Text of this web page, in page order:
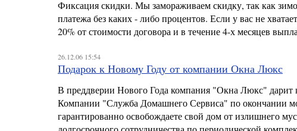
Фиксация скидки. Мы замораживаем скидку, так как
платежа без каких - либо процентов. Если у вас не
20% от стоимости договора и в течение 4-х месяцев
26.12.06 15:54
Подарок к Новому Году от компании Окна Люкс
В преддверии Нового Года компания "Окна Люкс" дарит
Компании "Служба Домашнего Сервиса" по окончании
гарантированно освобождаете свой дом от излишнего